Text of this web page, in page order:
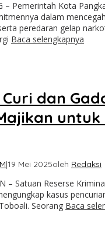
– Pemerintah Kota
dalam
peredaran gelap
Baca selengkapnya
dan
untuk
|19 Mei 2025oleh Redaksi
– Satuan Reserse
kasus
Seorang Baca